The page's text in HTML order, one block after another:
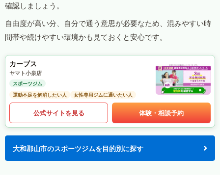
確認しましょう。
自由度が高い分、自分で通う意思が必要なため、混みやすい時
間帯や続けやすい環境かも見ておくと安心です。
カーブス
ヤマト小泉店
スポーツジム
運動不足を解消したい人
女性専用ジムに通いたい人
公式サイトを見る 体験・相談予約
大和郡山市のスポーツジムを目的別に探す